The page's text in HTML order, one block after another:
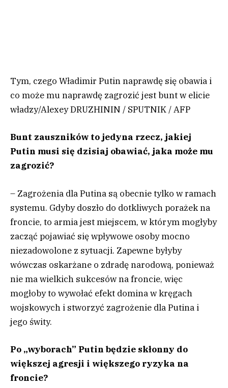
Tym, czego Władimir Putin naprawdę się obawia i
co może mu naprawdę zagrozić jest bunt w elicie
władzy/Alexey DRUZHININ / SPUTNIK / AFP
Bunt zauszników to jedyna rzecz, jakiej
Putin musi się dzisiaj obawiać, jaka może mu
zagrozić?
– Zagrożenia dla Putina są obecnie tylko w ramach
systemu. Gdyby doszło do dotkliwych porażek na
froncie, to armia jest miejscem, w którym mogłyby
zacząć pojawiać się wpływowe osoby mocno
niezadowolone z sytuacji. Zapewne byłyby
wówczas oskarżane o zdradę narodową, ponieważ
nie ma wielkich sukcesów na froncie, więc
mogłoby to wywołać efekt domina w kręgach
wojskowych i stworzyć zagrożenie dla Putina i
jego świty.
Po „wyborach” Putin będzie skłonny do
większej agresji i większego ryzyka na
froncie?